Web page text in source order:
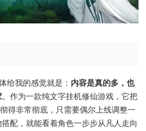
给我的感觉就是： 内容是真的多，也
。作为一款纯文字挂机修仙游戏，它把
得非常彻底，只需要偶尔上线调整一
配，就能看着角色一步步从凡人走向